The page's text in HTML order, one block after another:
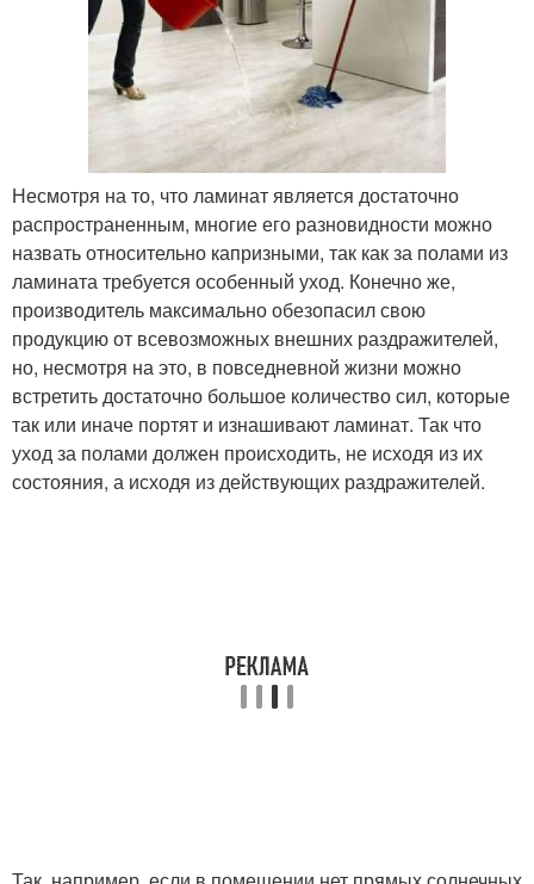
Несмотря на то, что ламинат является достаточно
распространенным, многие его разновидности можно
назвать относительно капризными, так как за полами из
ламината требуется особенный уход. Конечно же,
производитель максимально обезопасил свою
продукцию от всевозможных внешних раздражителей,
но, несмотря на это, в повседневной жизни можно
встретить достаточно большое количество сил, которые
так или иначе портят и изнашивают ламинат. Так что
уход за полами должен происходить, не исходя из их
состояния, а исходя из действующих раздражителей.